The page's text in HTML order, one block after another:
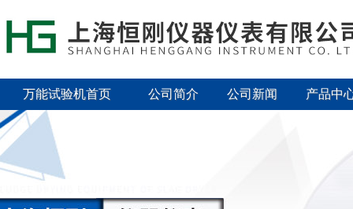
万能试验机首页 公司简介 公司新闻 产品中